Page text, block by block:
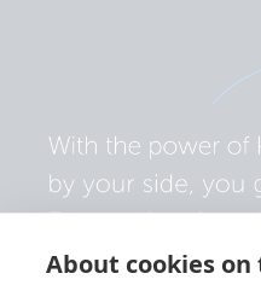
About cookies